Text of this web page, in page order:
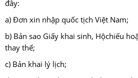
đây:
a) Đơn xin nhập quốc tịch Việt Nam;
b) Bản sao Giấy khai sinh, Hộchiếu
thay thế;
c) Bản khai lý lịch;